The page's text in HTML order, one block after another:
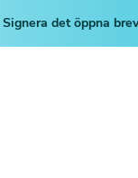
Signera det öppna